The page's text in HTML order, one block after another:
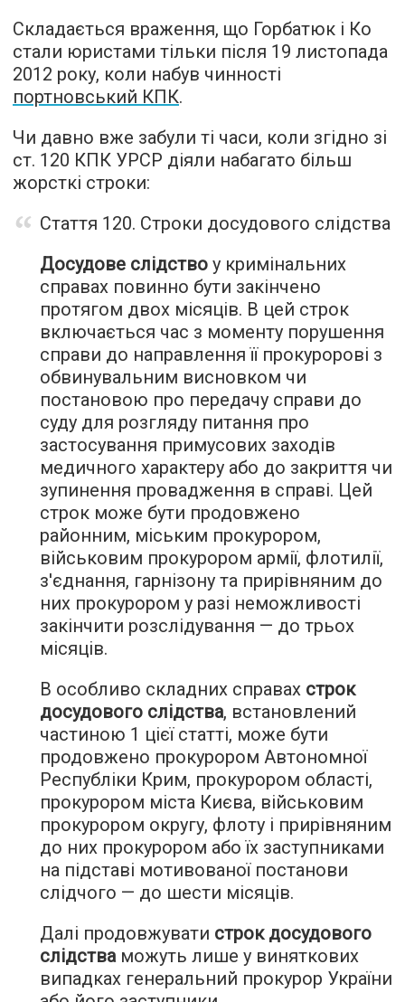
Складається враження, що Горбатюк і Ко
стали юристами тільки після 19 листопада
2012 року, коли набув чинності
портновський КПК.
Чи давно вже забули ті часи, коли згідно зі
ст. 120 КПК УРСР діяли набагато більш
жорсткі строки:
Стаття 120. Строки досудового слідства
Досудове слідство у кримінальних
справах повинно бути закінчено
протягом двох місяців. В цей строк
включається час з моменту порушення
справи до направлення її прокуророві з
обвинувальним висновком чи
постановою про передачу справи до
суду для розгляду питання про
застосування примусових заходів
медичного характеру або до закриття чи
зупинення провадження в справі. Цей
строк може бути продовжено
районним, міським прокурором,
військовим прокурором армії, флотилії,
з'єднання, гарнізону та прирівняним до
них прокурором у разі неможливості
закінчити розслідування — до трьох
місяців.
В особливо складних справах строк
досудового слідства, встановлений
частиною 1 цієї статті, може бути
продовжено прокурором Автономної
Республіки Крим, прокурором області,
прокурором міста Києва, військовим
прокурором округу, флоту і прирівняним
до них прокурором або їх заступниками
на підставі мотивованої постанови
слідчого — до шести місяців.
Далі продовжувати строк досудового
слідстваможуть лише у виняткових
випадках генеральний прокурор України